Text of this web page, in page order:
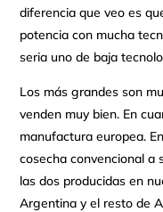
diferencia que veo es
potencia con mucha
seria uno de baja
Los más grandes son
venden muy bien. En
manufactura europea.
cosecha convencional a
las dos producidas en
Argentina y el resto de